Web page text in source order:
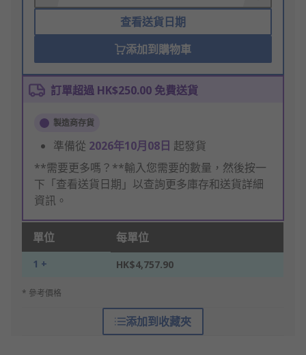
查看送貨日期
添加到購物車
訂單超過 HK$250.00 免費送貨
製造商存貨
準備從 2026年10月08日 起發貨
**需要更多嗎？**輸入您需要的數量，然後按一
下「查看送貨日期」以查詢更多庫存和送貨詳細
資訊。
單位 每單位
1 + HK$4,757.90
* 參考價格
添加到收藏夾